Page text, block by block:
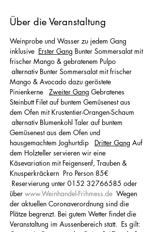
Über die Veranstaltung
Weinprobe und Wasser zu jedem Gang
inklusive Erster Gang Bunter Sommersalat mit
frischer Mango & gebratenem Pulpo
alternativ Bunter Sommersalat mit frischer
Mango & Avocado dazu geröstete
Pinienkerne Zweiter Gang Gebratenes
Steinbutt Filet auf buntem Gemüsenest aus
dem Ofen mit Krustentier-Orangen-Schaum
alternativ Blumenkohl Taler auf buntem
Gemüsenest aus dem Ofen und
hausgemachtem Joghurtdip Dritter Gang Auf
dem Holzteller servieren wir eine
Käsevariation mit Feigensenf, Trauben &
Knusperkräckern  Pro Person 85€
Reservierung unter 0152 32766585 oder
über www.Weinhandel-Frihmess.de Wegen
der aktuellen Coronaverordnung sind die
Plätze begrenzt. Bei gutem Wetter findet die
Veranstaltung im Aussenbereich statt.  Es gilt: